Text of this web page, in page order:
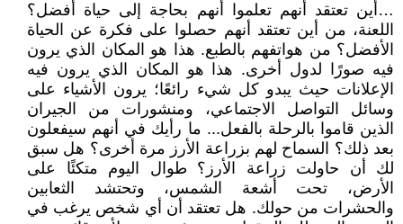
…أين تعتقد أنهم تعلموا أنهم بحاجة إلى حياة أفضل؟
اللعنة، من أين تعتقد أنهم حصلوا على فكرة عن الحياة
الأفضل؟ من هواتفهم بالطبع. هذا هو المكان الذي يرون
فيه صورًا لدول أخرى. هذا هو المكان الذي يرون فيه
الإعلانات حيث يبدو كل شيء رائعًا؛ يرون الأشياء على
وسائل التواصل الاجتماعي، ومنشورات من الجيران
الذين قاموا بالرحلة بالفعل... ما رأيك في أنهم سيفعلون
بعد ذلك؟ السماح لهم بزراعة الأرز مرة أخرى؟ هل سبق
لك أن حاولت زراعة الأرز؟ طوال اليوم متكئًا على
الأرض، تحت أشعة الشمس، وتحتشد الثعابين
والحشرات من حولك. هل تعتقد أن أي شخص يرغب في